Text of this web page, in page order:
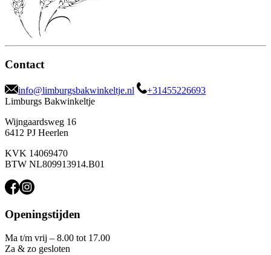
Contact
info@limburgsbakwinkeltje.nl
+31455226693
Limburgs Bakwinkeltje
Wijngaardsweg 16
6412 PJ Heerlen
KVK 14069470
BTW NL809913914.B01
Openingstijden
Ma t/m vrij – 8.00 tot 17.00
Za & zo gesloten